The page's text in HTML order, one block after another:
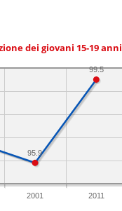
dei giovani 15-19 anni
2001 2011
99.5
95.9